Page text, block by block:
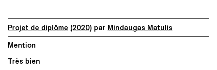
Projet de diplôme (2020) par Mindaugas Matulis
Mention
Très bien